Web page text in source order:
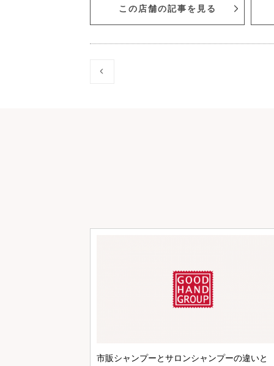
この店舗の記事を見る
市販シャンプーとサロンシャンプーの違いと